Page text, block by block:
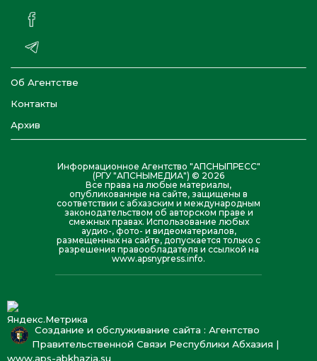
Об Агентстве
Контакты
Архив
Информационное Агентство "АПСНЫПРЕСС"
(РГУ "АПСНЫМЕДИА") © 2026
Все права на любые материалы,
опубликованные на сайте, защищены в
соответствии с абхазским и международным
законодательством об авторском праве и
смежных правах. Использование любых
аудио-, фото- и видеоматериалов,
размещенных на сайте, допускается только с
разрешения правообладателя и ссылкой на
www.apsnypress.info.
Создание и обслуживание сайта : Агентство
Правительственной Связи Республики Абхазия |
www.aps-abkhazia.su